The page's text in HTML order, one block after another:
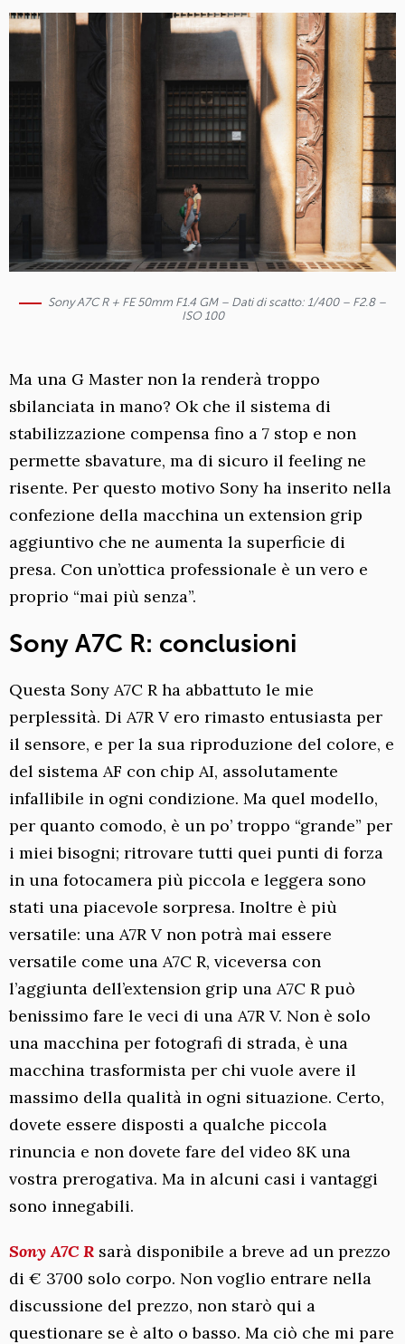
Sony A7C R + FE 50mm F1.4 GM – Dati di scatto: 1/400 – F2.8 –
ISO 100
Ma una G Master non la renderà troppo
sbilanciata in mano? Ok che il sistema di
stabilizzazione compensa fino a 7 stop e non
permette sbavature, ma di sicuro il feeling ne
risente. Per questo motivo Sony ha inserito nella
confezione della macchina un extension grip
aggiuntivo che ne aumenta la superficie di
presa. Con un’ottica professionale è un vero e
proprio “mai più senza”.
Sony A7C R: conclusioni
Questa Sony A7C R ha abbattuto le mie
perplessità. Di A7R V ero rimasto entusiasta per
il sensore, e per la sua riproduzione del colore, e
del sistema AF con chip AI, assolutamente
infallibile in ogni condizione. Ma quel modello,
per quanto comodo, è un po’ troppo “grande” per
i miei bisogni; ritrovare tutti quei punti di forza
in una fotocamera più piccola e leggera sono
stati una piacevole sorpresa. Inoltre è più
versatile: una A7R V non potrà mai essere
versatile come una A7C R, viceversa con
l’aggiunta dell’extension grip una A7C R può
benissimo fare le veci di una A7R V. Non è solo
una macchina per fotografi di strada, è una
macchina trasformista per chi vuole avere il
massimo della qualità in ogni situazione. Certo,
dovete essere disposti a qualche piccola
rinuncia e non dovete fare del video 8K una
vostra prerogativa. Ma in alcuni casi i vantaggi
sono innegabili.
Sony A7C R sarà disponibile a breve ad un prezzo
di € 3700 solo corpo. Non voglio entrare nella
discussione del prezzo, non starò qui a
questionare se è alto o basso. Ma ciò che mi pare